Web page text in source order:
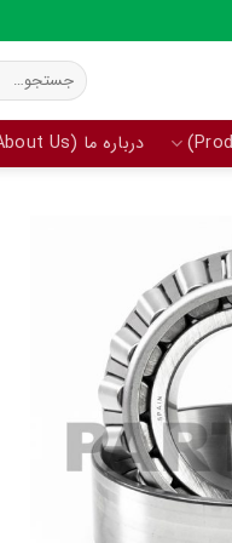
جستجو
برای:
درباره ما (About Us)